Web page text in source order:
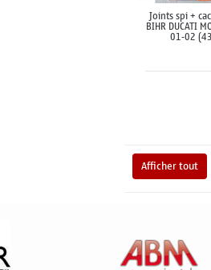
Joints spi +
BIHR DUCATI
01-02
Afficher tout